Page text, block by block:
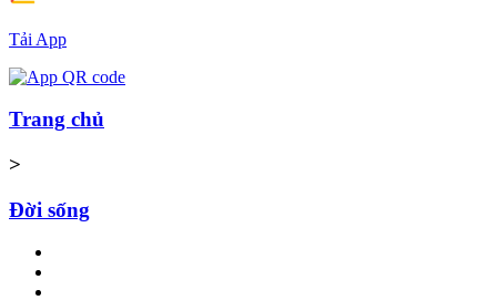
Tải App
Trang chủ
>
Đời sống